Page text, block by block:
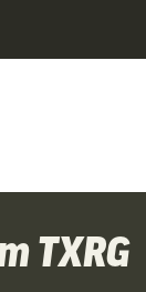
TXRG